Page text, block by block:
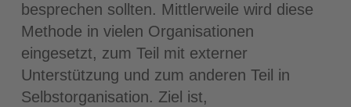
besprechen sollten. Mittlerweile wird diese
Methode in vielen Organisationen
eingesetzt, zum Teil mit externer
Unterstützung und zum anderen Teil in
Selbstorganisation. Ziel ist,